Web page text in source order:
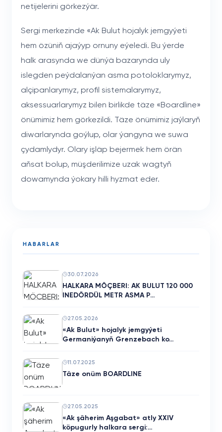
netijelerini görkezýär.
Sergi merkezinde «Ak Bulut hojalyk jemgyýeti
hem özüniň ajaýyp ornuny eýeledi. Bu ýerde
halk arasynda we dünýä bazarynda uly
islegden peýdalanýan asma potoloklarymyz,
alçipanlarymyz, profil sistemalarymyz,
aksessuarlarymyz bilen birlikde täze «Boardline»
önümimiz hem görkezildi. Täze önümimiz jaýlaryň
diwarlarynda goýlup, olar ýangyna we suwa
çydamlydyr. Olary işläp bejermek hem örän
aňsat bolup, müşderilimize uzak wagtyň
dowamynda ýokary hilli hyzmat eder.
HABARLAR
30.07.2026
HALKARA MÖÇBERI: AK BULUT 120 000
INEDÖRDÜL METR ASMA P…
27.05.2026
«Ak Bulut» hojalyk jemgyýeti
Germaniýanyň Grenzebach ko…
11.07.2025
Täze onüm BOARDLINE
27.05.2025
«Ak şäherim Aşgabat» atly XXIV
köpugurly halkara sergi:…